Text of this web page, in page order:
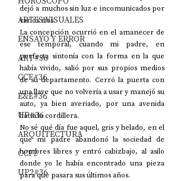
ARTES VISUALES
ENSAYO Y ERROR
ART#36
CCF#36
E&E#36
UP#36
ARQUITECTURA
CCF2
UP2#36
dejó a muchos sin luz e incomunicados por
varios días.
La concepción ocurrió en el amanecer de
ese temporal, cuando mi padre, en
perfecta sintonía con la forma en la que
había vivido, salió por sus propios medios
de su departamento. Cerró la puerta con
una llave que no volvería a usar y manejó su
auto, ya bien averiado, por una avenida
hacia la cordillera.
No sé qué día fue aquel, gris y helado, en el
que mi padre abandonó la sociedad de
hombres libres y entró cabizbajo, al asilo
donde yo le había encontrado una pieza
para que pasara sus últimos años.